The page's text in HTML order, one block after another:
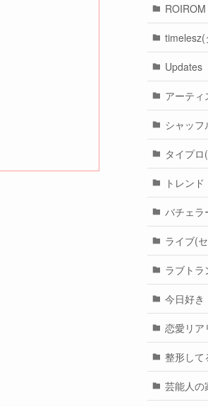
ROIROM
timelesz(
Updates
アーティ
シャッフ
タイプ
トレンド
バチェラ
ライブ(
ラブトラ
今日好き
恋愛リア
整形して
芸能人の